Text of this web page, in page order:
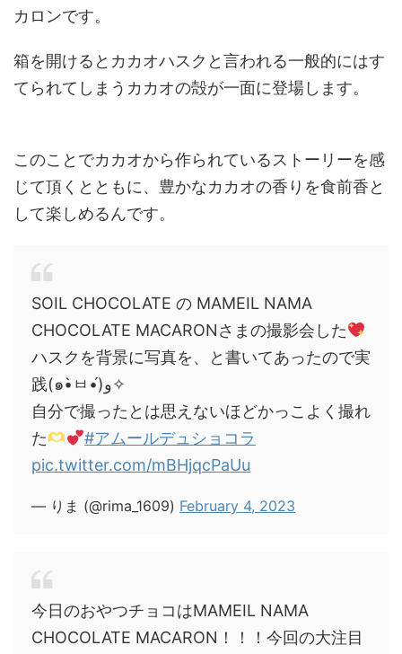
カロンです。
箱を開けるとカカオハスクと言われる一般的にはす
てられてしまうカカオの殻が一面に登場します。
このことでカカオから作られているストーリーを感
じて頂くとともに、豊かなカカオの香りを食前香と
して楽しめるんです。
SOIL CHOCOLATE の MAMEIL NAMA
CHOCOLATE MACARONさまの撮影会した
ハスクを背景に写真を、と書いてあったので実
践(๑•̀ㅂ•́)و✧
自分で撮ったとは思えないほどかっこよく撮れ
た
#アムールデュショコラ
pic.twitter.com/mBHjqcPaUu
— りま (@rima_1609) February 4, 2023
今日のおやつチョコはMAMEIL NAMA
CHOCOLATE MACARON！！！今回の大注目